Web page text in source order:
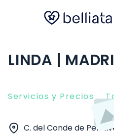
LINDA |
Servicios y Precios
C. del Conde de